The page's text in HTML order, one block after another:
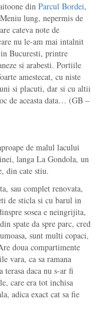
din Parcul Bordei,
lung, nepermis de
cateva note de
nu le-am mai intalnit
Bucuresti, printre
si arabesti. Portiile
amestecat, cu niste
si placuti, dar si cu altii
de aceasta data… (GB –
de malul lacului
langa La Gondola, un
din cate stiu.
sau complet renovata,
de sticla si cu barul in
sosea e neingrijita,
spate da spre parc, cred
sunt multi copaci,
doua compartimente
vara, ca sa ramana
terasa daca nu s-ar fi
care era tot inchisa
adica exact cat sa fie